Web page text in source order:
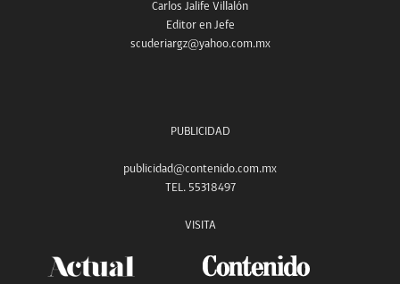
Carlos Jalife Villalón
Editor en Jefe
scuderiargz@yahoo.com.mx
PUBLICIDAD
publicidad@contenido.com.mx
TEL. 55318497
VISITA